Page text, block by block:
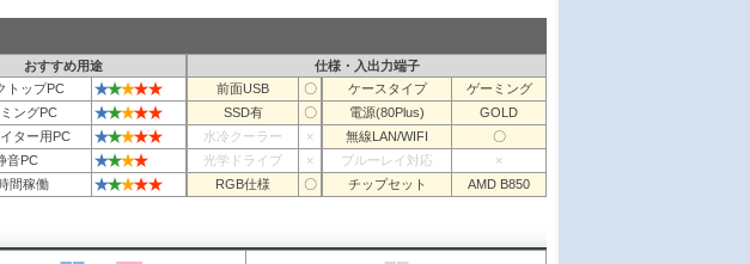
おすすめ用途
仕様・入出力端子
トップPC ★★★★★ 前面USB 〇 ケースタイプ
ゲーミング
ングPC ★★★★★ SSD有 〇 電源(80Plus)
GOLD
ター用PC ★★★★★ 水冷クーラー × 無線LAN/WIFI
〇
音PC ★★★★ 光学ドライブ × ブルーレイ対応
×
間稼働 ★★★★★ RGB仕様 〇 チップセット AMD B850